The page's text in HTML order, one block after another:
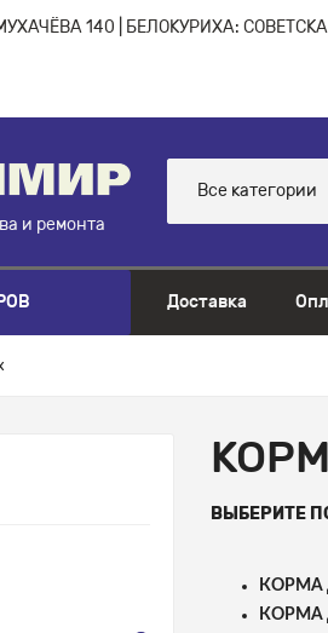
140 | БЕЛОКУРИХА:
и ремонта
Все категории
Доставка
ВЫБЕРИТЕ
КОРМА
КОРМА